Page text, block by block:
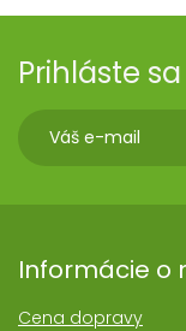
Prihláste
Informácie o
Cena dopravy